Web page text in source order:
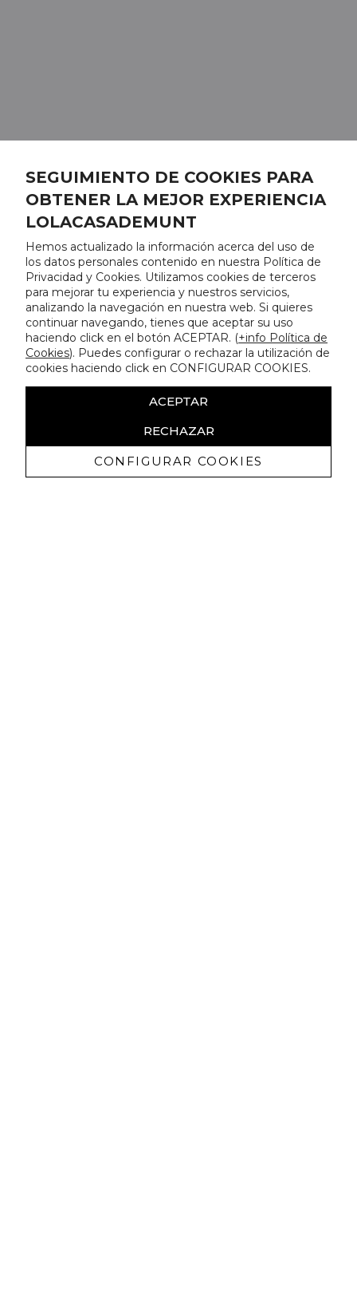
SEGUIMIENTO DE COOKIES PARA
OBTENER LA MEJOR EXPERIENCIA
LOLACASADEMUNT
Hemos actualizado la información acerca del uso de
los datos personales contenido en nuestra Política de
Privacidad y Cookies. Utilizamos cookies de terceros
para mejorar tu experiencia y nuestros servicios,
analizando la navegación en nuestra web. Si quieres
continuar navegando, tienes que aceptar su uso
haciendo click en el botón ACEPTAR. (+info Política de
Cookies). Puedes configurar o rechazar la utilización de
cookies haciendo click en CONFIGURAR COOKIES.
ACEPTAR
RECHAZAR
CONFIGURAR COOKIES